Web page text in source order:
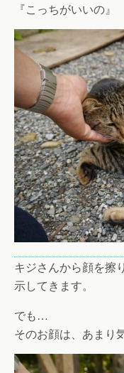
『こっちがいいの』
キジさんから顔を擦
示してきます。
でも…
そのお顔は、あまり